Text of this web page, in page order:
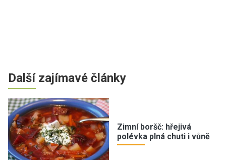
Další zajímavé články
Zimní boršč: hřejivá
polévka plná chuti i vůně